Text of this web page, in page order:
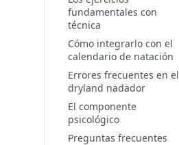
fundamentales con
técnica
Cómo integrarlo con el
calendario de natación
Errores frecuentes en el
dryland nadador
El componente
psicológico
Preguntas frecuentes